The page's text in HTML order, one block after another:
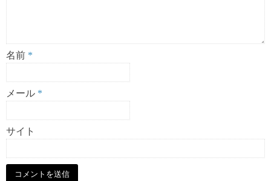
名前 *
メール *
サイト